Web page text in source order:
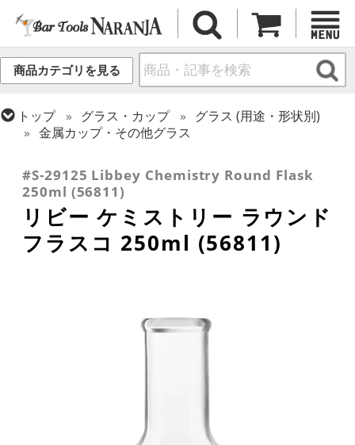
商品カテゴリを見る
トップ グラス・カップ
グラス (用途・形状別)
金属カップ・その他グラス
リビー
#S-29125 Libbey Chemistry Round Flask
250ml (56811)
リビー ケミストリー ラウンド
フラスコ 250ml (56811)